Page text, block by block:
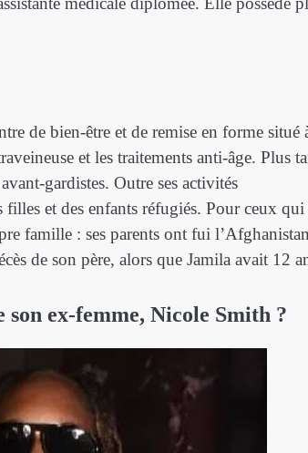
de bien-être et de remise en forme situé
et les traitements anti-âge. Plus
gardistes. Outre ses activités
filles et des enfants réfugiés. Pour ceux qui
famille : ses parents ont fui l’Afghanistan
de son père, alors que Jamila avait 12
ex-femme, Nicole Smith ?